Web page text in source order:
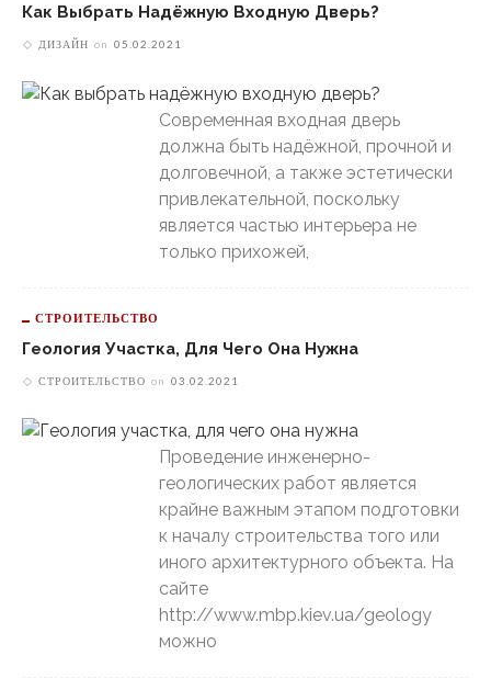
Как Выбрать Надёжную Входную Дверь?
ДИЗАЙН on 05.02.2021
Современная входная дверь
должна быть надёжной, прочной и
долговечной, а также эстетически
привлекательной, поскольку
является частью интерьера не
только прихожей,
СТРОИТЕЛЬСТВО
Геология Участка, Для Чего Она Нужна
СТРОИТЕЛЬСТВО on 03.02.2021
Проведение инженерно-
геологических работ является
крайне важным этапом подготовки
к началу строительства того или
иного архитектурного объекта. На
сайте
http://www.mbp.kiev.ua/geology
можно